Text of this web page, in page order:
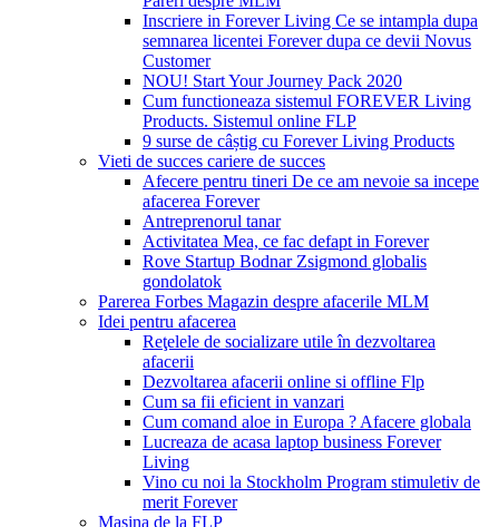
Inscriere in Forever Living Ce se intampla dupa
semnarea licentei Forever dupa ce devii Novus
Customer
NOU! Start Your Journey Pack 2020
Cum functioneaza sistemul FOREVER Living
Products. Sistemul online FLP
9 surse de câștig cu Forever Living Products
Vieti de succes cariere de succes
Afecere pentru tineri De ce am nevoie sa incepe
afacerea Forever
Antreprenorul tanar
Activitatea Mea, ce fac defapt in Forever
Rove Startup Bodnar Zsigmond globalis
gondolatok
Parerea Forbes Magazin despre afacerile MLM
Idei pentru afacerea
Reţelele de socializare utile în dezvoltarea
afacerii
Dezvoltarea afacerii online si offline Flp
Cum sa fii eficient in vanzari
Cum comand aloe in Europa ? Afacere globala
Lucreaza de acasa laptop business Forever
Living
Vino cu noi la Stockholm Program stimuletiv de
merit Forever
Masina de la FLP